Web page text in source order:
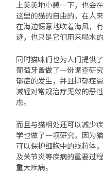
上美美地小憩一下，也会
这里的猫的自由的，在人
在海边惬意地吹着海风，
迹，也只是它们用来喝水
同时猫咪们也为人们提供
葡萄牙曾做了一份调查研
郁症的发生，并且抑郁症
减轻对常规治疗无效的恶
虑。
而且与猫相处还可以减少
学也做了一项研究，因为
可以保护细胞中的线粒体
及关节炎等疾病的重要过
重大疾病。